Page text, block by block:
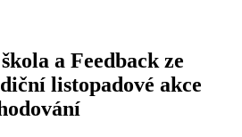
a Feedback ze
listopadové akce